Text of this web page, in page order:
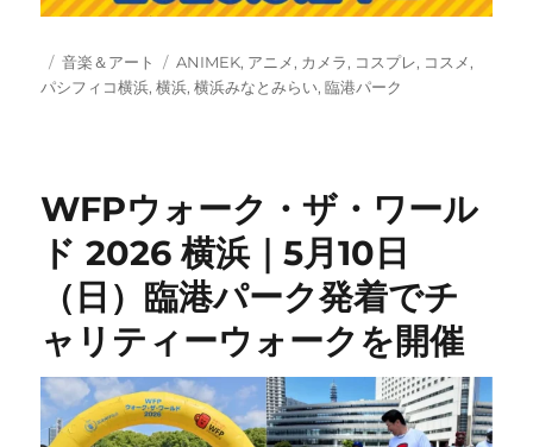
投
稿
カ
テ
音楽＆アート
タ
グ
ANIMEK, アニメ, カメラ, コスプレ, コスメ,
パシフィコ横浜,横浜,横浜みなとみらい,臨港パーク
WFPウォーク・ザ・ワール
ド 2026 横浜｜5月10日
（日）臨港パーク発着でチ
ャリティーウォークを開催